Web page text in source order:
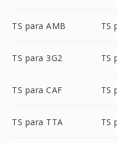
TS para AMB TS
TS para 3G2 TS
TS para CAF TS
TS para TTA TS